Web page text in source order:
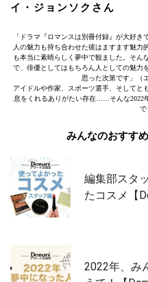
イ・ジョンソクさん
「ドラマ『ロマンスは別冊付録』が大好
人の魅力も持ち合わせた彼はますます魅力
も本当に素晴らしく夢中で観ました。そん
で、俳優としてはもちろん人としての魅力
思った次第です」（
アイドルや作家、スポーツ選手、そしてと
息をくれるありがたい存在……そんな2022
で
みんなのおすす
編集部スタ
たコスメ【
2022年、み